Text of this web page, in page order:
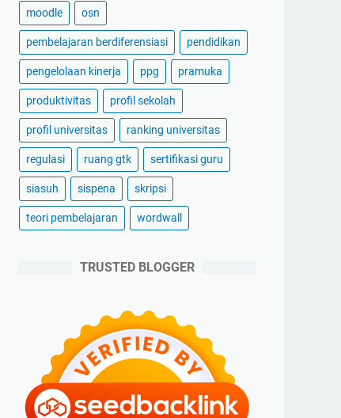
moodle osn
pembelajaran berdiferensiasi pendidikan
pengelolaan kinerja ppg pramuka
produktivitas profil sekolah
profil universitas ranking universitas
regulasi ruang gtk sertifikasi guru
siasuh sispena skripsi
teori pembelajaran wordwall
TRUSTED BLOGGER